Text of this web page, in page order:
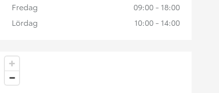
Fredag
09:00 - 18:00
Lördag
10:00 - 14:00